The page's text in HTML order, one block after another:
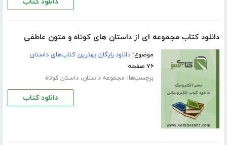
دانلود کتاب مجموعه ای از داستان های کوتاه و متون عاطفی
موضوع:دانلود رایگان بهترین کتاب‌های داستان
۷۶ صفحه
برچسب‌ها: مجموعه داستان،داستان کوتاه
دانلود کتاب